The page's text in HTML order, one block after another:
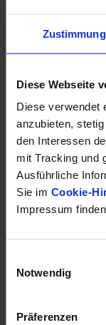
Zustimmung
Diese Webseite
Diese verwendet
anzubieten,
den Interessen
mit Tracking und
Ausführliche
Sie im Cookie-
Impressum
Notwendig
Präferenzen